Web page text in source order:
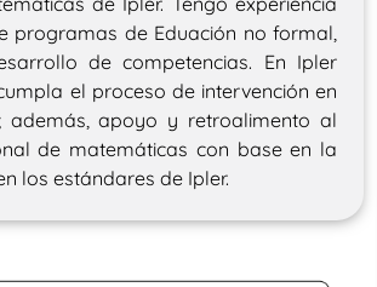
programas de Eduación no formal,
de competencias. En Ipler
el proceso de intervención en
además, apoyo y retroalimento al
de matemáticas con base en la
los estándares de Ipler.